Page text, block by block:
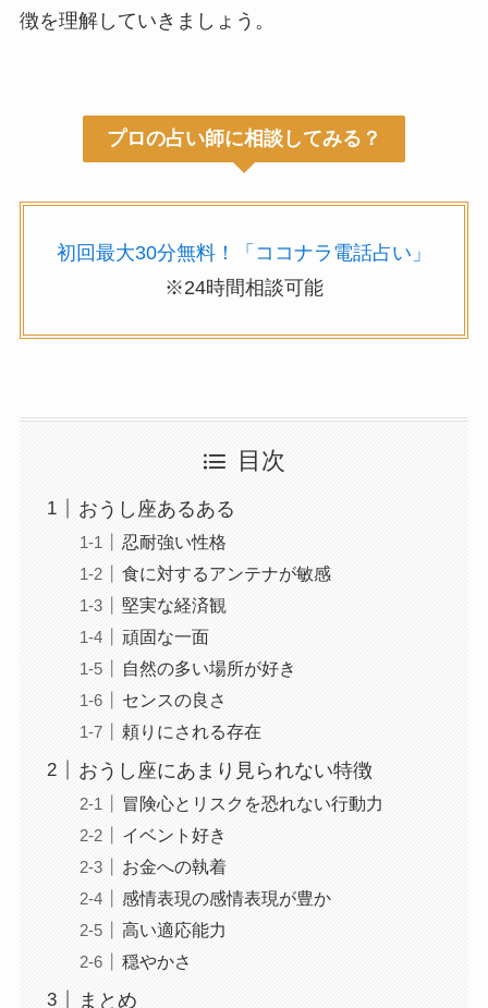
徴を理解していきましょう。
プロの占い師に相談してみる？
初回最大30分無料！「ココナラ電話占い」
※24時間相談可能
目次
おうし座あるある
忍耐強い性格
食に対するアンテナが敏感
堅実な経済観
頑固な一面
自然の多い場所が好き
センスの良さ
頼りにされる存在
おうし座にあまり見られない特徴
冒険心とリスクを恐れない行動力
イベント好き
お金への執着
感情表現の感情表現が豊か
高い適応能力
穏やかさ
まとめ